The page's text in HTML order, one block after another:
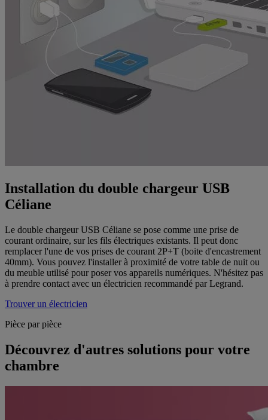
Installation du double chargeur USB
Céliane
Le double chargeur USB Céliane se pose comme une prise de
courant ordinaire, sur les fils électriques existants. Il peut donc
remplacer l'une de vos prises de courant 2P+T (boite d'encastrement
40mm). Vous pouvez l'installer à proximité de votre table de nuit ou
du meuble utilisé pour poser vos appareils numériques. N'hésitez pas
à prendre contact avec un électricien recommandé par Legrand.
Trouver un électricien
Pièce par pièce
Découvrez d'autres solutions pour votre
chambre